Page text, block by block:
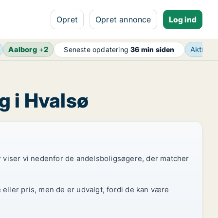
Opret Opret annonce Log ind
Aalborg+2 Seneste opdatering36 min siden Aktive
i Hvalsø
vi nedenfor de andelsboligsøgere, der matcher
pris, men de er udvalgt, fordi de kan være